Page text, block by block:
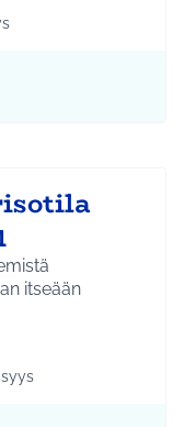
Hyvinvointi ja
itseään
Hyvinvointi ja